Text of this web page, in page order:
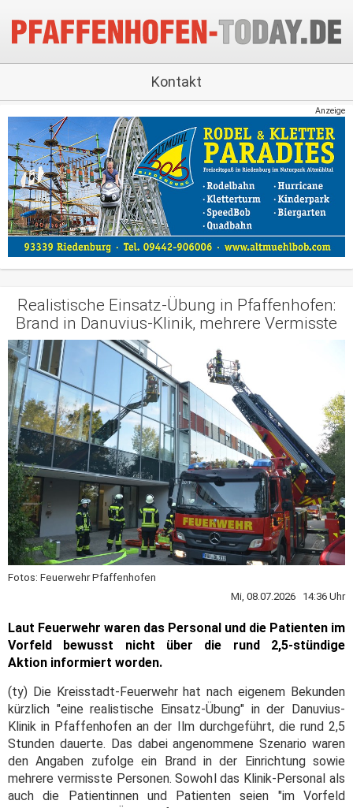
Kontakt
Anzeige
Realistische Einsatz-Übung in Pfaffenhofen:
Brand in Danuvius-Klinik, mehrere Vermisste
Fotos: Feuerwehr Pfaffenhofen
Mi, 08.07.2026 14:36 Uhr
Laut Feuerwehr waren das Personal und die Patienten im
Vorfeld bewusst nicht über die rund 2,5-stündige
Aktion informiert worden.
(ty) Die Kreisstadt-Feuerwehr hat nach eigenem Bekunden
kürzlich "eine realistische Einsatz-Übung" in der Danuvius-
Klinik in Pfaffenhofen an der Ilm durchgeführt, die rund 2,5
Stunden dauerte. Das dabei angenommene Szenario waren
den Angaben zufolge ein Brand in der Einrichtung sowie
mehrere vermisste Personen. Sowohl das Klinik-Personal als
auch die Patientinnen und Patienten seien "im Vorfeld